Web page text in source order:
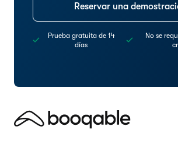
Reservar una
Prueba gratuita de 14
días
No se